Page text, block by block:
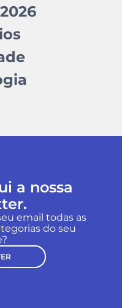
a nossa
email todas as
do seu